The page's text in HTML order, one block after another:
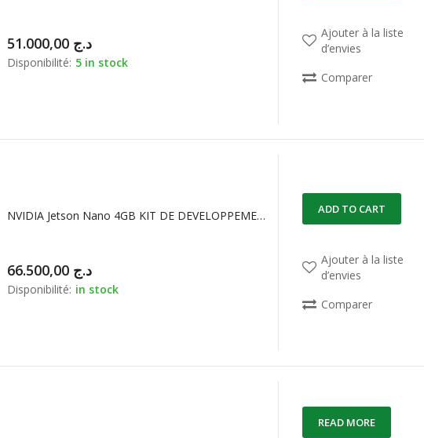
د.ج
Disponibilité: 5 in stock
Ajouter à la liste
d’envies
Comparer
NVIDIA Jetson Nano 4GB KIT DE DEVELOPPEMENT
د.ج
Disponibilité: in stock
ADD TO CART
Ajouter à la liste
d’envies
Comparer
READ MORE